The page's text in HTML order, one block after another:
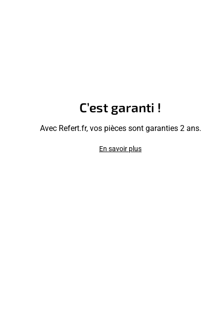
C’est garanti !
Avec Refert.fr, vos pièces sont garanties 2 ans.
En savoir plus